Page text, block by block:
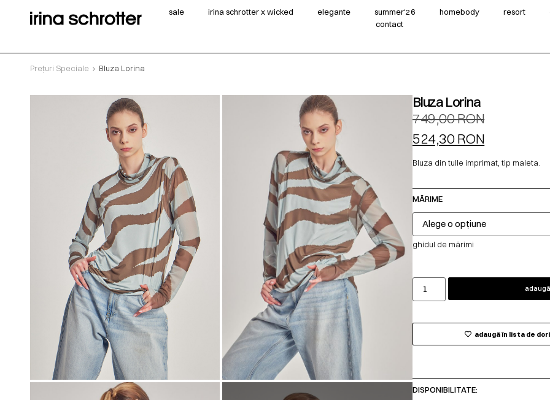
sale irina schrotter x wicked elegante summer‘26 homebody resort
contact
Prețuri Speciale Bluza Lorina
Bluza Lorina
749,00RON
524,30RON
Bluza din tulle imprimat, tip maleta.
MĂRIME
ghidul de mărimi
adaugă în lista de
DISPONIBILITATE: